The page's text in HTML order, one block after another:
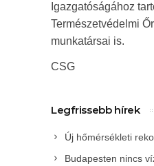
Igazgatóságához
Természetvédelmi
munkatársai is.
CSG
Legfrissebb hírek
Új hőmérsékleti
Budapesten nincs